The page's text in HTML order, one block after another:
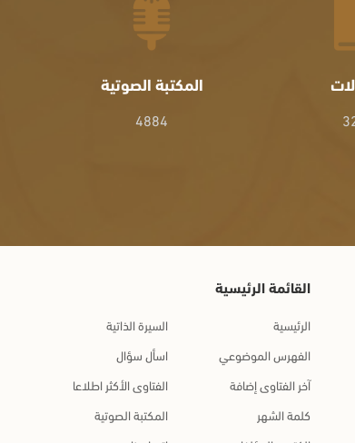
المكتبة الصوتية
4884
القائمة الرئيسية
الرئيسية
السيرة الذاتية
الفهرس الموضوعي
اسأل سؤال
آخر الفتاوى إضافة
الفتاوى الأكثر اطلاعا
كلمة الشهر
المكتبة الصوتية